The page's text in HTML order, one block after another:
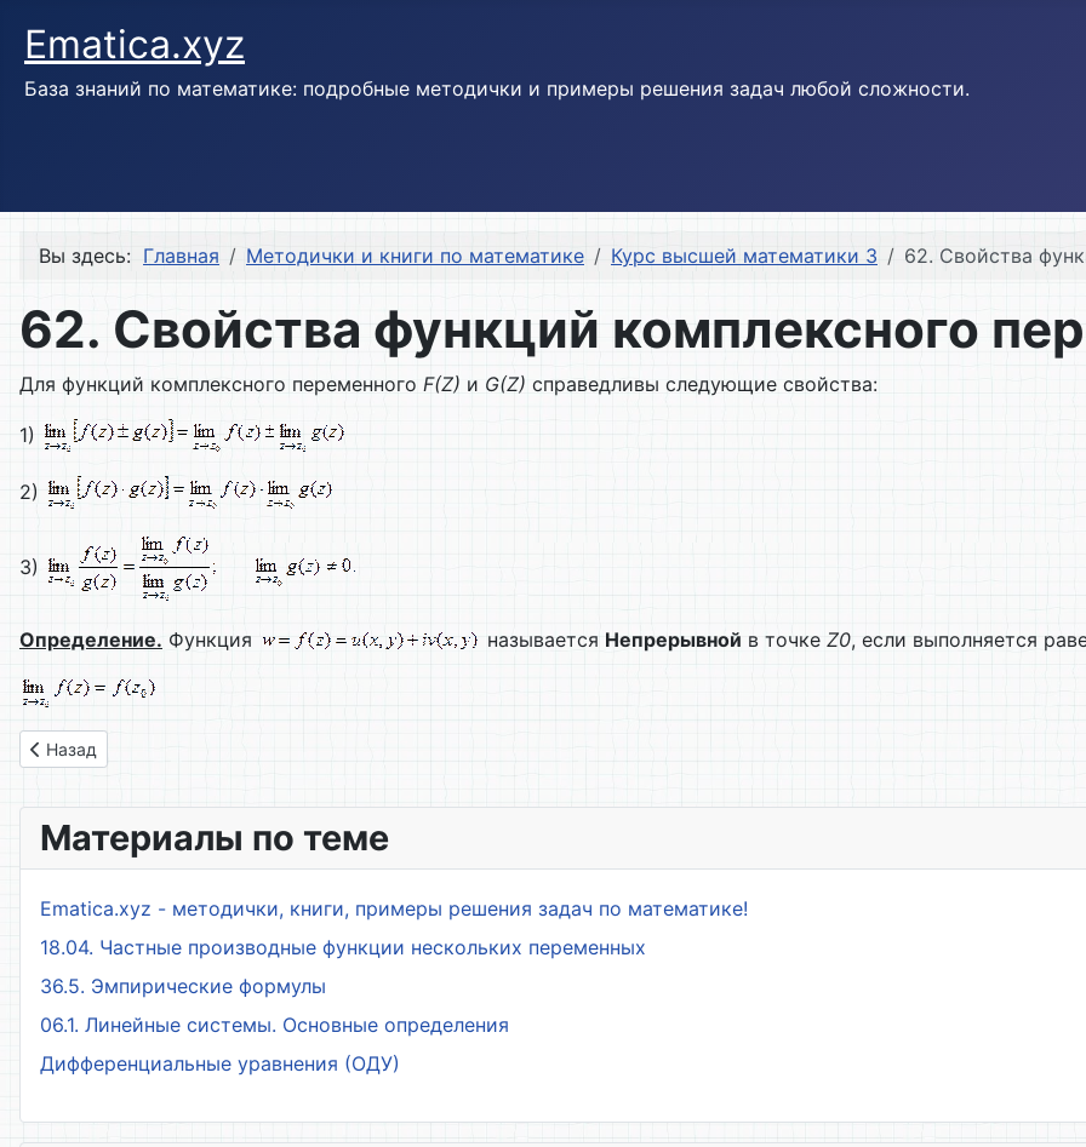
Ematica.xyz
База знаний по математике: подробные методички и примеры решения задач любой сложности.
Вы здесь: Главная Методички и книги по математике Курс высшей математики 3 62. Свойства
62. Свойства функций комплексного
Для функций комплексного переменного F(Z) и G(Z) справедливы следующие свойства:
1)
2)
3)
Определение. Функция называется Непрерывной в точке Z0, если выполняется
Предыдущий: 61. Элементы теории функций комплексного переменного
Назад
Материалы по теме
Ematica.xyz - методички, книги, примеры решения задач по математике!
18.04. Частные производные функции нескольких переменных
36.5. Эмпирические формулы
06.1. Линейные системы. Основные определения
Дифференциальные уравнения (ОДУ)